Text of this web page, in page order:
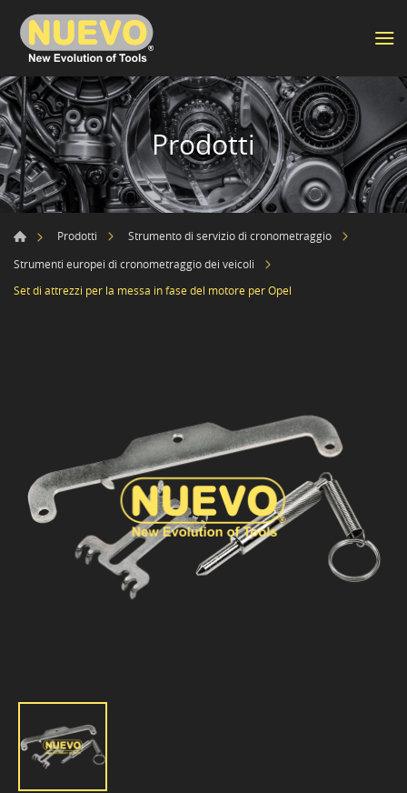
Prodotti
Prodotti
Strumento di servizio di cronometraggio
Strumenti europei di cronometraggio dei veicoli
Set di attrezzi per la messa in fase del motore per Opel